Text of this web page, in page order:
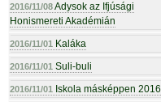
2016/11/08Adysok az Ifjúsági
Honismereti Akadémián
2016/11/01 Kaláka
2016/11/01 Suli-buli
2016/11/01 Iskola másképpen 2016